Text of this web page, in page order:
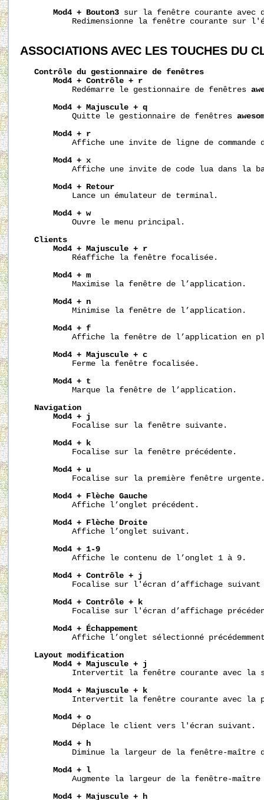
Mod4 + Bouton3 sur la fenêtre courante avec
Redimensionne la fenêtre courante sur
ASSOCIATIONS AVEC LES TOUCHES DU
Contrôle du gestionnaire de fenêtres
Mod4 + Contrôle + r
           Redémarre le gestionnaire de fenêtres
Mod4 + Majuscule + q
           Quitte le gestionnaire de fenêtres
Mod4 + r
Affiche une invite de ligne de commande
Mod4 + x
Affiche une invite de code lua dans la
Mod4 + Retour
           Lance un émulateur de terminal.
Mod4 + w
           Ouvre le menu principal.
Clients
Mod4 + Majuscule + r
           Réaffiche la fenêtre focalisée.
Mod4 + m
           Maximise la fenêtre de l’application.
Mod4 + n
           Minimise la fenêtre de l’application.
Mod4 + f
Affiche la fenêtre de l’application en
Mod4 + Majuscule + c
           Ferme la fenêtre focalisée.
Mod4 + t
           Marque la fenêtre de l’application.
Navigation
Mod4 + j
           Focalise sur la fenêtre suivante.
Mod4 + k
           Focalise sur la fenêtre précédente.
Mod4 + u
Focalise sur la première fenêtre
Mod4 + Flèche Gauche
           Affiche l’onglet précédent.
Mod4 + Flèche Droite
           Affiche l’onglet suivant.
Mod4 + 1-9
           Affiche le contenu de l’onglet 1 à 9.
Mod4 + Contrôle + j
Focalise sur l'écran d’affichage
Mod4 + Contrôle + k
Focalise sur l'écran d’affichage
Mod4 + Échappement
Affiche l’onglet sélectionné
Layout modification
Mod4 + Majuscule + j
Intervertit la fenêtre courante avec la
Mod4 + Majuscule + k
Intervertit la fenêtre courante avec la
Mod4 + o
           Déplace le client vers l'écran suivant.
Mod4 + h
Diminue la largeur de la fenêtre-maître
Mod4 +
l
Augmente la largeur de la fenêtre-maître
Mod4 + Majuscule + h